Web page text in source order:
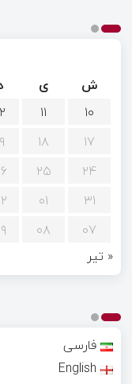
ش
ی
۱۰
۱۱
۱۷
۱۸
۲۴
۲۵
۳۱
۰۱
۰۷
۰۸
« تیر
فارسی
English